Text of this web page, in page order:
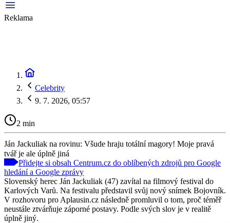
Reklama
Celebrity
9. 7. 2026, 05:57
2 min
Ján Jackuliak na rovinu: Všude hraju totální magory! Moje pravá
tvář je ale úplně jiná
Přidejte si obsah Centrum.cz do oblíbených zdrojů pro Google
hledání a Google zprávy
Slovenský herec Ján Jackuliak (47) zavítal na filmový festival do
Karlových Varů. Na festivalu představil svůj nový snímek Bojovník.
V rozhovoru pro Aplausin.cz následně promluvil o tom, proč téměř
neustále ztvárňuje záporné postavy. Podle svých slov je v realitě
úplně jiný.